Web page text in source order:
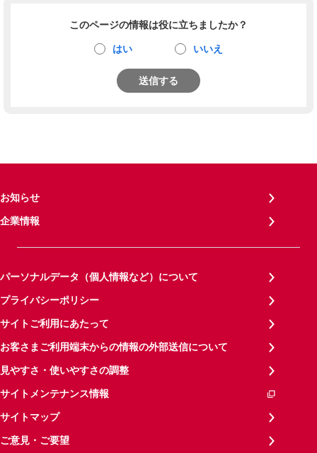
このページの情報は役に立ちましたか？
はい いいえ
送信する
お知らせ
企業情報
パーソナルデータ（個人情報など）について
プライバシーポリシー
サイトご利用にあたって
お客さまご利用端末からの情報の外部送信について
見やすさ・使いやすさの調整
サイトメンテナンス情報
サイトマップ
ご意見・ご要望